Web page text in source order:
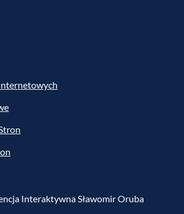
Interaktywna Sławomir Oruba